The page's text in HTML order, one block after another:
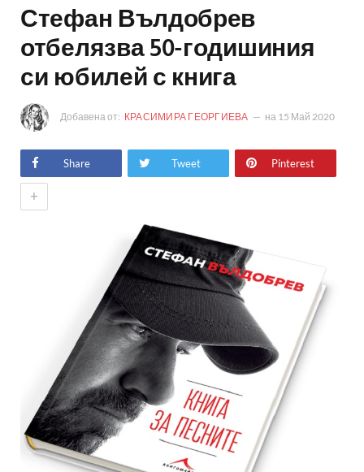
Стефан Вълдобрев
отбелязва 50-годишиния
си юбилей с книга
Добавена от: КРАСИМИРА ГЕОРГИЕВА на 15 Май 2020
Share Tweet Pinterest
+